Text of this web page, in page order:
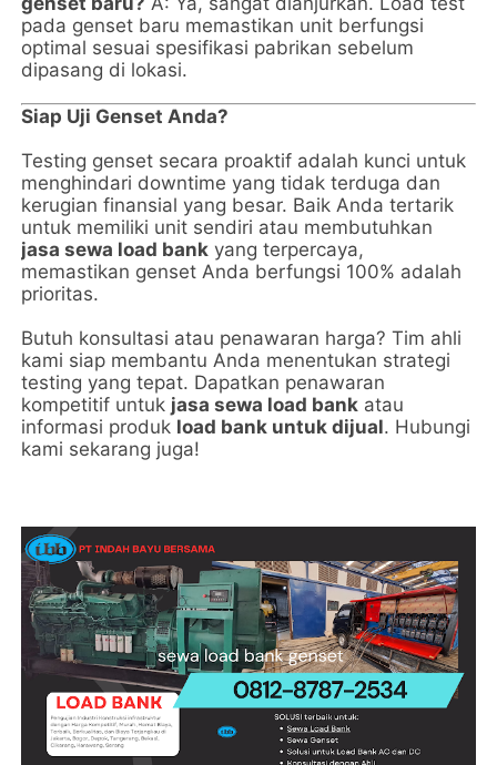
pada genset baru memastikan unit berfungsi
optimal sesuai spesifikasi pabrikan sebelum
dipasang di lokasi.
Siap Uji Genset Anda?
Testing genset secara proaktif adalah kunci untuk
menghindari downtime yang tidak terduga dan
kerugian finansial yang besar. Baik Anda tertarik
untuk memiliki unit sendiri atau membutuhkan
jasa sewa load bank yang terpercaya,
memastikan genset Anda berfungsi 100% adalah
prioritas.
Butuh konsultasi atau penawaran harga? Tim ahli
kami siap membantu Anda menentukan strategi
testing yang tepat. Dapatkan penawaran
kompetitif untuk jasa sewa load bank atau
informasi produk load bank untuk dijual. Hubungi
kami sekarang juga!